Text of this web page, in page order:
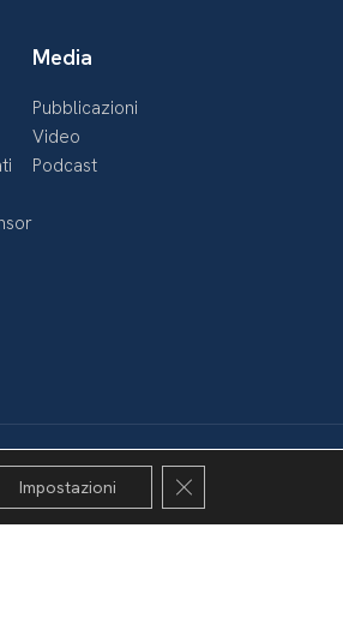
Media
Pubblicazioni
Video
Podcast
Impostazioni Close GDPR Cookie